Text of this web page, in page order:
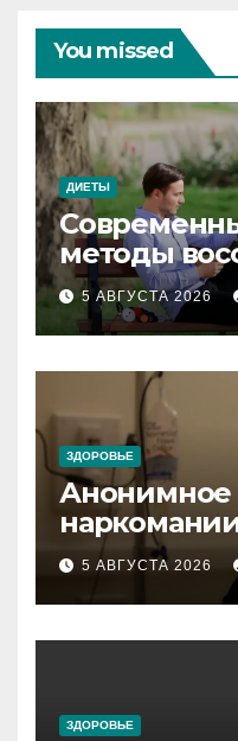
You missed
ДИЕТЫ
методы
при
5 АВГУСТА 2026
ЗДОРОВЬЕ
Анонимное
5 АВГУСТА 2026
ЗДОРОВЬЕ